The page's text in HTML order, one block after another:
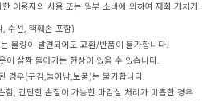
이용자의 사용 또는 일부 소비에 의하여 재화 가치가
, 수선, 택훼손 포함)
불량이 발견되어도 교환/반품이 불가합니다.
이 살짝 돌아가는 현상이 있을 수 있습니다.
경우(구김,늘어남,보풀)는 불가합니다.
함, 간단한 손질이 가능한 마감실 처리가 미흡한 경우